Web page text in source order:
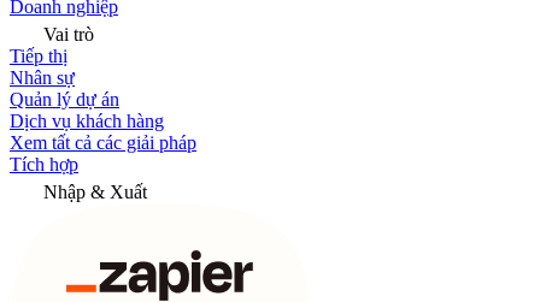
Doanh nghiệp
Vai trò
Tiếp thị
Nhân sự
Quản lý dự án
Dịch vụ khách hàng
Xem tất cả các giải pháp
Tích hợp
Nhập & Xuất